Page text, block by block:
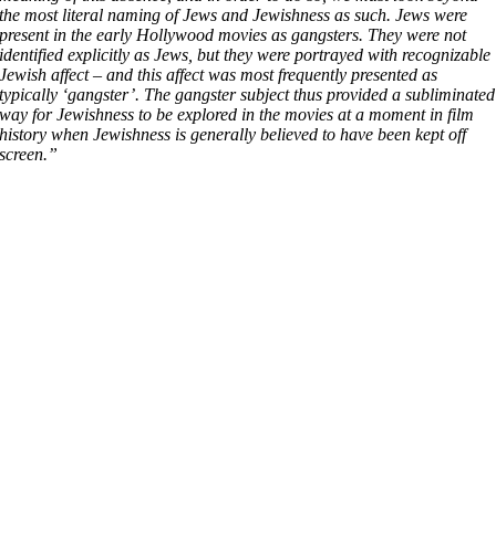
the most literal naming of Jews and Jewishness as such. Jews were
present in the early Hollywood movies as gangsters. They were not
identified explicitly as Jews, but they were portrayed with recognizable
Jewish affect – and this affect was most frequently presented as
typically ‘gangster’. The gangster subject thus provided a subliminated
way for Jewishness to be explored in the movies at a moment in film
history when Jewishness is generally believed to have been kept off
screen.”